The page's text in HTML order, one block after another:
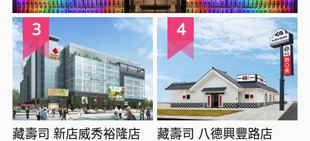
3
藏壽司 新店威秀裕隆店
4
藏壽司 八德興豐路店